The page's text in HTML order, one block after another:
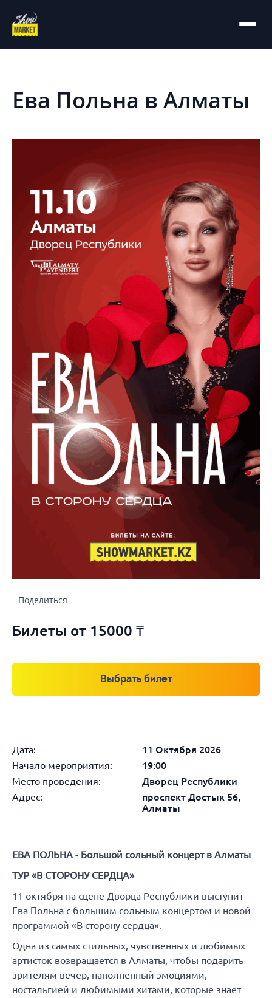
Ева Польна в Алматы
Поделиться
Билеты от 15000 ₸
Выбрать билет
Дата:
11 Октября 2026
Начало мероприятия:
19:00
Место проведения:
Дворец Республики
Адрес:
проспект Достык 56,
Алматы
ЕВА ПОЛЬНА - Большой сольный концерт в Алматы
ТУР «В СТОРОНУ СЕРДЦА»
11 октября на сцене Дворца Республики выступит
Ева Польна с большим сольным концертом и новой
программой «В сторону сердца».
Одна из самых стильных, чувственных и любимых
артисток возвращается в Алматы, чтобы подарить
зрителям вечер, наполненный эмоциями,
ностальгией и любимыми хитами, которые знает